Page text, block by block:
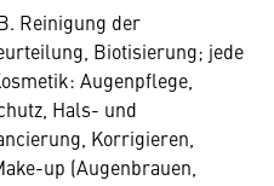
Reinigung der
Biotisierung; jede
Augenpflege,
Hals- und
Korrigieren,
up (Augenbrauen,